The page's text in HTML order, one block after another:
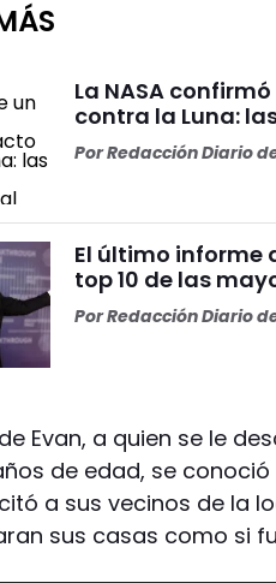
La NASA
contra la Luna:
PorRedacción Diario
El último informe
top 10 de las
PorRedacción Diario
Evan, a quien se le
de edad, se
a sus vecinos de la
sus casas como si